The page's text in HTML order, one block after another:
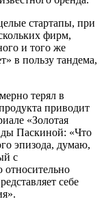
стартапы, при
фирм,
и того же
в пользу тандема,
терял в
приводит
«Золотая
Паскиной: «Что
эпизода, думаю,
с
относительно
себе